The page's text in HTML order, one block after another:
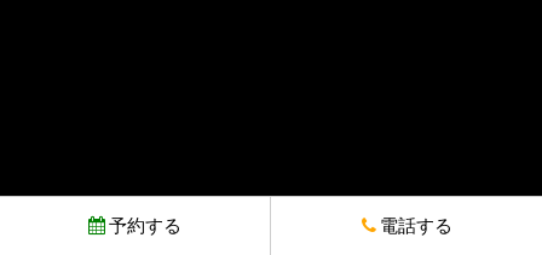
予約する 電話する